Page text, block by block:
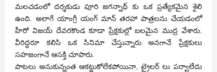
మలచడంలో దర్శకుడు పూరి జగన్నాథ్ కు ఒక ప్రత్యేకమైన శైలి
ఉంది. అలాగే యాంగ్రీ యంగ్ మాన్ తరహా పాత్రలను చేయడంలో
హీరో విజయ్ దేవరకొండ కూడా ప్రేక్షకుల్లో బలమైన ముద్ర వేశారు.
వీరిద్దరూ కలిసి ఒక సినిమా చేస్తున్నారు అనగానే ప్రేక్షకులు
సహజంగానే ఆసక్తి చూపారు.
పాటలు అనుకున్నంత ఆకట్టుకోలేకపోయినా, ట్రైలర్ లు పర్వాలేదు